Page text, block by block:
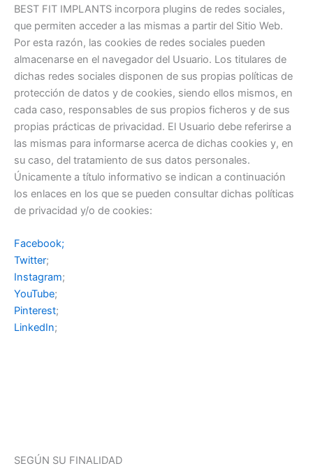
BEST FIT IMPLANTS incorpora plugins de redes sociales,
que permiten acceder a las mismas a partir del Sitio Web.
Por esta razón, las cookies de redes sociales pueden
almacenarse en el navegador del Usuario. Los titulares de
dichas redes sociales disponen de sus propias políticas de
protección de datos y de cookies, siendo ellos mismos, en
cada caso, responsables de sus propios ficheros y de sus
propias prácticas de privacidad. El Usuario debe referirse a
las mismas para informarse acerca de dichas cookies y, en
su caso, del tratamiento de sus datos personales.
Únicamente a título informativo se indican a continuación
los enlaces en los que se pueden consultar dichas políticas
de privacidad y/o de cookies:
Facebook;
Twitter;
Instagram;
YouTube;
Pinterest;
LinkedIn;
SEGÚN SU FINALIDAD